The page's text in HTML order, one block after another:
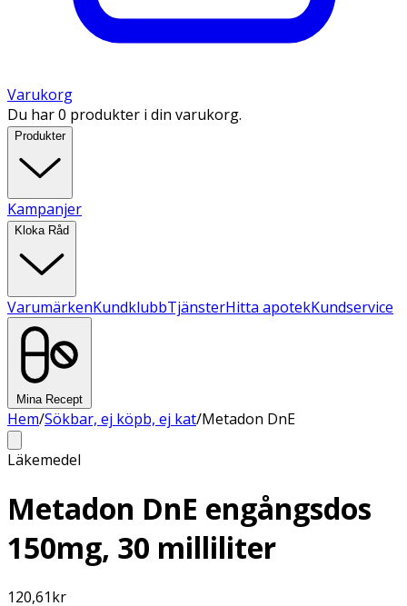
Varukorg
Du har 0 produkter i din varukorg.
Produkter
Kampanjer
Kloka Råd
VarumärkenKundklubbTjänsterHitta apotekKundservice
Mina Recept
Hem/Sökbar, ej köpb, ej kat/Metadon DnE
Läkemedel
Metadon DnE engångsdos
150mg, 30 milliliter
120,61kr